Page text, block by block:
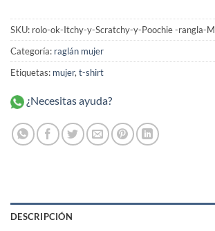
SKU: rolo-ok-Itchy-y-Scratchy-y-Poochie -rangla-M
Categoría: raglán mujer
Etiquetas: mujer, t-shirt
¿Necesitas ayuda?
DESCRIPCIÓN